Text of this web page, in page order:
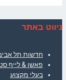
ניווט באתר
חדשות תל
פאשן & לייף
בעלי מקצוע